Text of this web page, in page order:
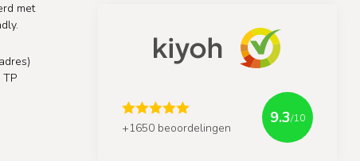
met
+1650 beoordelingen
9.3/10